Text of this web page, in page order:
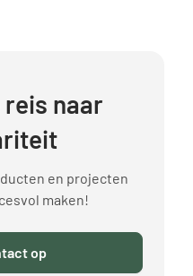
reis naar
en projecten
maken!
op